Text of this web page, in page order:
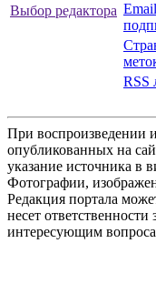
Выбор редактора
RSS
При воспроизведении
опубликованных на
указание источника в
Фотографии,
Редакция портала
несет
интересующим